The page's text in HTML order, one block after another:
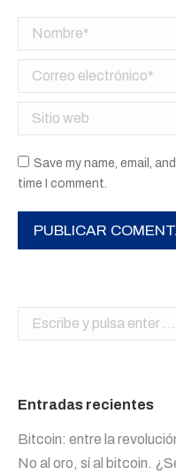
Nombre *
Correo electrónico *
Sitio web
Save my name, email,
time I comment.
PUBLICAR
Buscar:
Entradas recientes
Bitcoin: entre la
No al oro, sí al bitcoin.